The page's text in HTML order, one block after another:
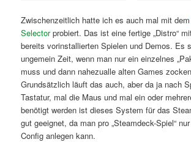
Zwischenzeitlich hatte ich es auch mal mit
Selectorprobiert. Das ist eine fertige „Distro“
bereits vorinstallierten Spielen und Demos. Es
ungemein Zeit, wenn man nur ein einzelnes
muss und dann nahezualle alten Games
Grundsätzlich läuft das auch, aber da ja nach
Tastatur, mal die Maus und mal ein oder
benötigt werden ist dieses System für das
gut geeignet, da man pro „Steamdeck-Spiel“
Config anlegen kann.